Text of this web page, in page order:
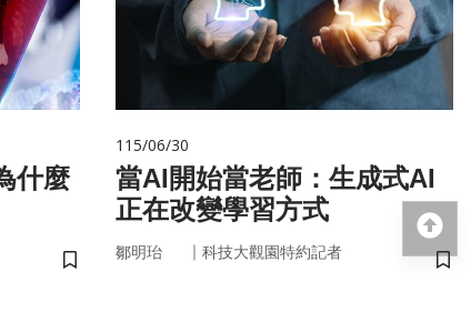
儲存書籤
115/06/30
當AI開始當老師：生成式AI
正在改變學習方式
鄒明珆 ｜ 科技大觀園特約記者
儲
回